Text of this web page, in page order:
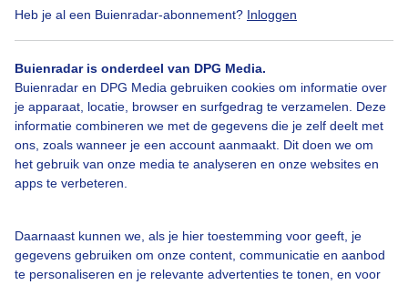
Heb je al een Buienradar-abonnement? Inloggen
Buienradar is onderdeel van DPG Media.
Buienradar en DPG Media gebruiken cookies om informatie over
je apparaat, locatie, browser en surfgedrag te verzamelen. Deze
informatie combineren we met de gegevens die je zelf deelt met
ons, zoals wanneer je een account aanmaakt. Dit doen we om
het gebruik van onze media te analyseren en onze websites en
apps te verbeteren.
Daarnaast kunnen we, als je hier toestemming voor geeft, je
gegevens gebruiken om onze content, communicatie en aanbod
te personaliseren en je relevante advertenties te tonen, en voor
Sereen Blauw Windstil Zonsopkomst